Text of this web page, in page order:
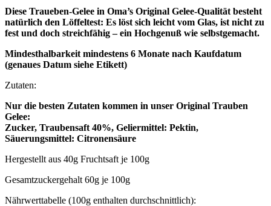
Diese Traueben-Gelee in Oma’s Original Gelee-Qualität besteht
natürlich den Löffeltest: Es löst sich leicht vom Glas, ist nicht zu
fest und doch streichfähig – ein Hochgenuß wie selbstgemacht.
Mindesthalbarkeit mindestens 6 Monate nach Kaufdatum
(genaues Datum siehe Etikett)
Zutaten:
Nur die besten Zutaten kommen in unser Original Trauben
Gelee:
Zucker, Traubensaft 40%, Geliermittel: Pektin,
Säuerungsmittel: Citronensäure
Hergestellt aus 40g Fruchtsaft je 100g
Gesamtzuckergehalt 60g je 100g
Nährwerttabelle (100g enthalten durchschnittlich):